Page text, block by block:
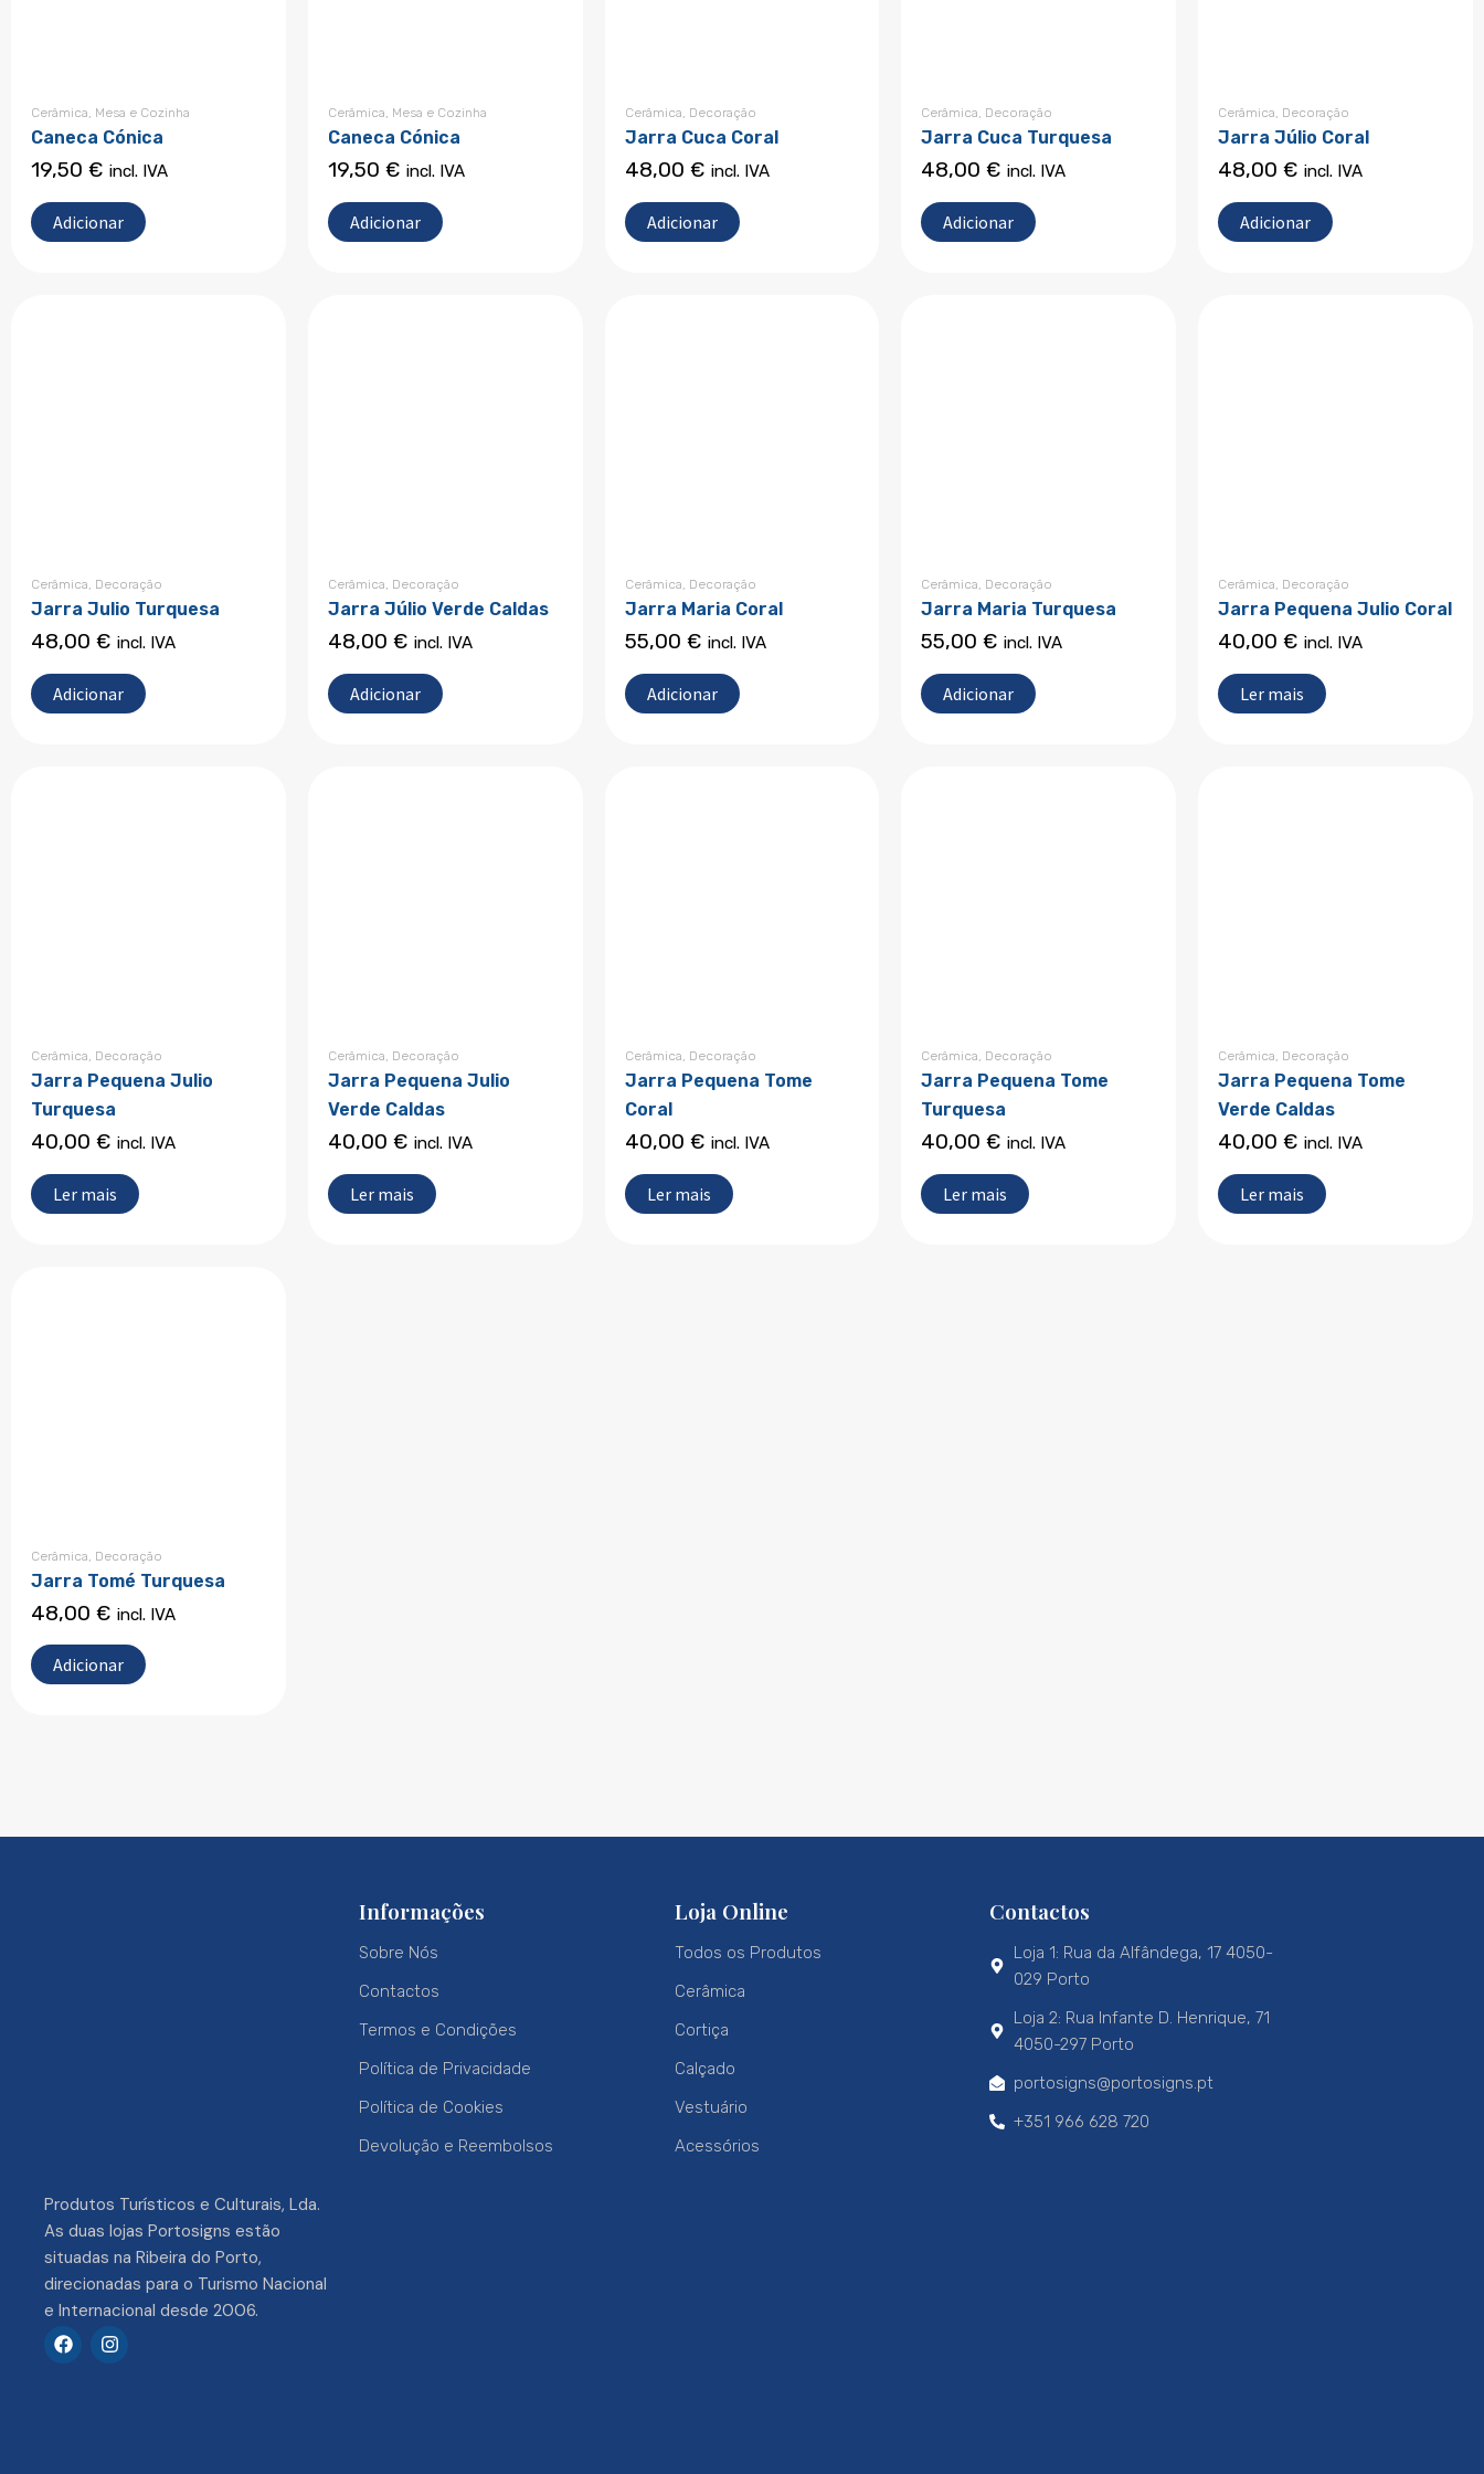
Cerâmica, Mesa e Cozinha
Caneca Cónica
19,50 € incl. IVA
Adicionar
Cerâmica, Mesa e Cozinha
Caneca Cónica
19,50 € incl. IVA
Adicionar
Cerâmica, Decoração
Jarra Cuca Coral
48,00 € incl. IVA
Adicionar
Cerâmica, Decoração
Jarra Cuca Turquesa
48,00€ incl. IVA
Adicionar
Cerâmica, Decoração
Jarra Júlio Coral
48,00€ incl. IVA
Adicionar
Cerâmica, Decoração
Jarra Julio Turquesa
48,00 € incl. IVA
Adicionar
Cerâmica, Decoração
Jarra Júlio Verde Caldas
48,00 € incl. IVA
Adicionar
Cerâmica, Decoração
Jarra Maria Coral
55,00 € incl. IVA
Adicionar
Cerâmica, Decoração
Jarra Maria Turquesa
55,00€ incl. IVA
Adicionar
Cerâmica, Decoração
Jarra Pequena Julio Coral
40,00€ incl. IVA
Ler mais
Cerâmica Decoração
Jarra Pequena Julio
Turquesa
40,00 € incl. IVA
Ler mais
Cerâmica Decoração
Jarra Pequena Julio
Verde Caldas
40,00 € incl. IVA
Ler mais
Cerâmica Decoração
Jarra Pequena Tome
Coral
40,00 € incl. IVA
Ler mais
Cerâmica Decoração
Jarra Pequena Tome
Turquesa
40,00€ incl. IVA
Ler mais
Cerâmica Decoração
Jarra Pequena Tome
Verde Caldas
40,00€ incl. IVA
Ler mais
Cerâmica Decoração
Jarra Tomé Turquesa
48,00 € incl. IVA
Adicionar
Produtos Turísticos e Culturais, Lda.
As duas lojas Portosigns estão
situadas na Ribeira do Porto,
direcionadas para o Turismo Nacional
e Internacional desde 2006.
F
a
I
n
Informações
Sobre Nós
Contactos
Termos e Condições
Política de Privacidade
Política de Cookies
Devolução e Reembolsos
Loja Online
Todos os Produtos
Cerâmica
Cortiça
Calçado
Vestuário
Acessórios
Contactos
Loja 1: Rua da Alfândega, 17 4050-
029 Porto
Loja 2: Rua Infante D. Henrique, 71
4050-297 Porto
portosigns@portosigns.pt
+351 966 628 720